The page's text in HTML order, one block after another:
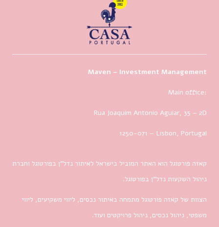
Maven – Investment Management
Main office:
Rua Joaquim Antonio Aguiar, 35 – 2D
1250-071 – Lisbon, Portugal
קאזה פורטוגל הוא האתר המוביל בישראל לאיתור נדל”ן בפורטוגל וחברת
ניהול השקעות נדל”ן בפורטוגל.
הצוות של קאזה פורטוגל מתמחה באיתור נכסים, ליווי משקיעים, ליווי
משפטי, ניהול נכסים, ניהול פרויקטים ועוד.